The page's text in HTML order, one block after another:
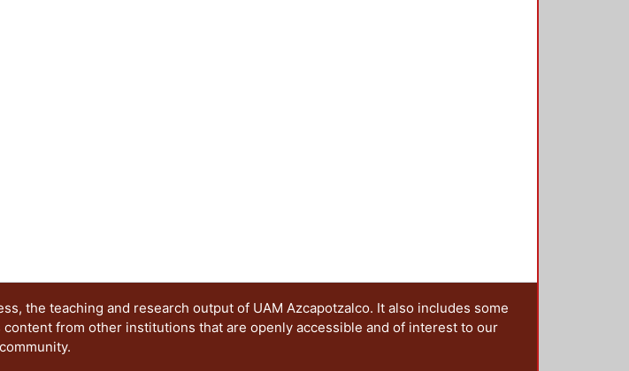
the teaching and research output of UAM Azcapotzalco. It also includes some
from other institutions that are openly accessible and of interest to our
community.